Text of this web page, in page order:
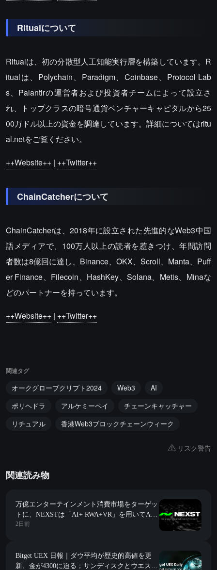
Ritualについて
Ritualは、初の分散型人工知能実行層を構築しています。R
itualは、Polychain、Paradigm、Coinbase、Protocol Lab
s、Palantirの運営者および投資者チームによって設立さ
れ、トップクラスの暗号通貨ベンチャーキャピタルから25
00万ドル以上の資金を調達しています。詳細についてはritu
al.netをご覧ください。
++Website++ | ++Twitter++
ChainCatcherについて
ChainCatcherは、2018年に設立された先進的なWeb3中国
語メディアで、100万人以上の読者を惹きつけ、年間訪問
者数は8億回に達し、Binance、OKX、Scroll、Manta、Puff
er Finance、Filecoin、HashKey、Solana、Metis、Minaな
どのパートナーを持っています。
++Website++ | ++Twitter++
関連タグ
オークグローブクリプト2024 Web3
AI
ポリヘドラ
アルケミーペイ
チェーンキャッチャー
リチュアル
香港Web3ブロックチェーンウィーク
リスク警告
関連読み物
万億エンターテインメント消費市場をターゲッ
トに、NEXSTは「AI+ RWA+VR」を用いてAI
アイドル時代の「JYP」を構築します。
2日前
Bitget UEX 日報｜ダウ平均が歴史的高値を更
新、金が4300に迫る；サンディスクとウエスタ